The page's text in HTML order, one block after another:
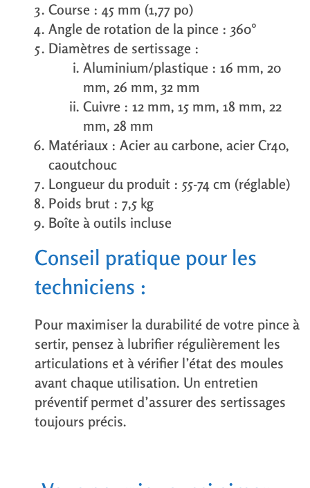
Course : 45 mm (1,77 po)
Angle de rotation de la pince : 360°
Diamètres de sertissage :
Aluminium/plastique : 16 mm, 20
mm, 26 mm, 32 mm
Cuivre : 12 mm, 15 mm, 18 mm, 22
mm, 28 mm
Matériaux : Acier au carbone, acier Cr40,
caoutchouc
Longueur du produit : 55-74 cm (réglable)
Poids brut : 7,5 kg
Boîte à outils incluse
Conseil pratique pour les
techniciens :
Pour maximiser la durabilité de votre pince à
sertir, pensez à lubrifier régulièrement les
articulations et à vérifier l’état des moules
avant chaque utilisation. Un entretien
préventif permet d’assurer des sertissages
toujours précis.